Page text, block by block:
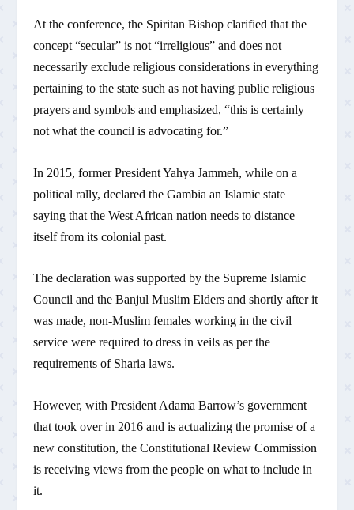
At the conference, the Spiritan Bishop clarified that the
concept “secular” is not “irreligious” and does not
necessarily exclude religious considerations in everything
pertaining to the state such as not having public religious
prayers and symbols and emphasized, “this is certainly
not what the council is advocating for.”
In 2015, former President Yahya Jammeh, while on a
political rally, declared the Gambia an Islamic state
saying that the West African nation needs to distance
itself from its colonial past.
The declaration was supported by the Supreme Islamic
Council and the Banjul Muslim Elders and shortly after it
was made, non-Muslim females working in the civil
service were required to dress in veils as per the
requirements of Sharia laws.
However, with President Adama Barrow’s government
that took over in 2016 and is actualizing the promise of a
new constitution, the Constitutional Review Commission
is receiving views from the people on what to include in
it.